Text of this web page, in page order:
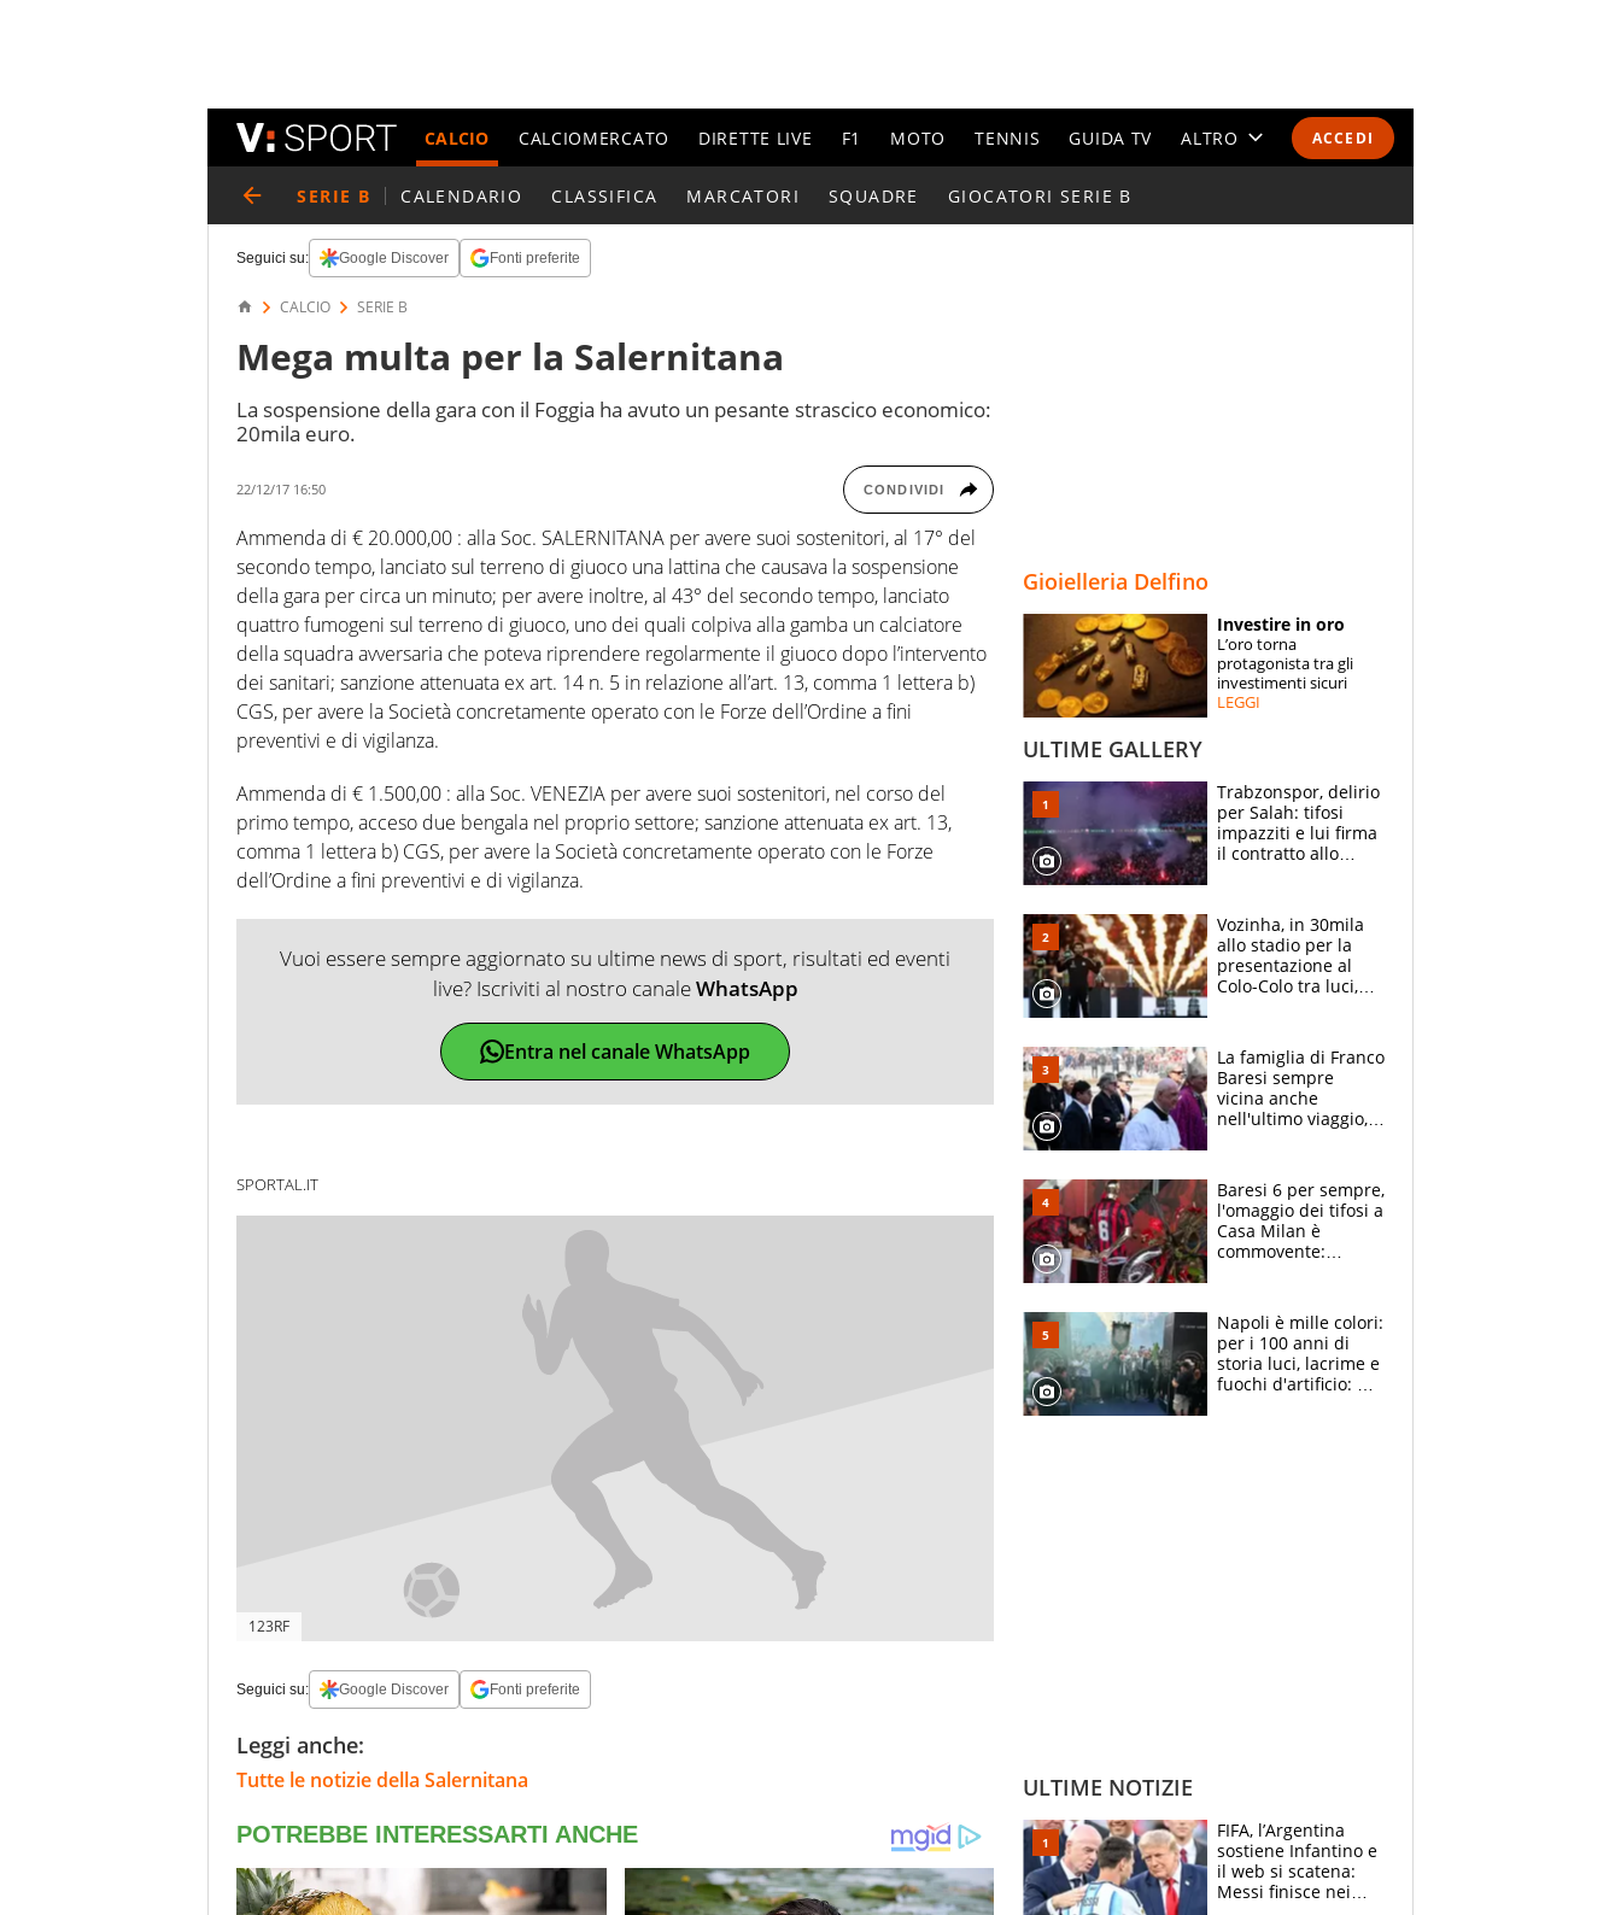
ACCEDI
CALCIO CALCIOMERCATO DIRETTE LIVE F1 MOTO TENNIS GUIDA TV ALTRO
ESPERTI
CONTATTI
SERIE B CALENDARIO CLASSIFICA MARCATORI SQUADRE GIOCATORI SERIE B
Seguici su: Google Discover Fonti preferite
CALCIO SERIE B
Mega multa per la Salernitana
La sospensione della gara con il Foggia ha avuto un pesante strascico economico:
20mila euro.
22/12/17 16:50 CONDIVIDI
Ammenda di € 20.000,00 : alla Soc. SALERNITANA per avere suoi sostenitori, al 17° del
secondo tempo, lanciato sul terreno di giuoco una lattina che causava la sospensione
della gara per circa un minuto; per avere inoltre, al 43° del secondo tempo, lanciato
quattro fumogeni sul terreno di giuoco, uno dei quali colpiva alla gamba un calciatore
della squadra avversaria che poteva riprendere regolarmente il giuoco dopo l’intervento
dei sanitari; sanzione attenuata ex art. 14 n. 5 in relazione all’art. 13, comma 1 lettera b)
CGS, per avere la Società concretamente operato con le Forze dell’Ordine a fini
preventivi e di vigilanza.
Ammenda di € 1.500,00 : alla Soc. VENEZIA per avere suoi sostenitori, nel corso del
primo tempo, acceso due bengala nel proprio settore; sanzione attenuata ex art. 13,
comma 1 lettera b) CGS, per avere la Società concretamente operato con le Forze
dell’Ordine a fini preventivi e di vigilanza.
Vuoi essere sempre aggiornato su ultime news di sport, risultati ed eventi
live? Iscriviti al nostro canaleWhatsApp
Entra nel canale WhatsApp
SPORTAL.IT
123RF
Seguici su: Google Discover Fonti preferite
Leggi anche:
Tutte le notizie della Salernitana
Gioielleria Delfino
Investire in oro
L’oro torna
protagonista tra gli
investimenti sicuri
LEGGI
ULTIME GALLERY
Trabzonspor, delirio
per Salah: tifosi
impazziti e lui firma
il contratto allo
Vozinha, in 30mila
allo stadio per la
presentazione al
Colo-Colo tra luci,
La famiglia di Franco
Baresi sempre
vicina anche
nell'ultimo viaggio,
circondati
dall'affetto dei tifosi
Baresi 6 per sempre,
l'omaggio dei tifosi a
Casa Milan è
commovente:
bigliettini
Napoli è mille colori:
per i 100 anni di
storia luci, lacrime e
fuochi d'artificio: De
ULTIME NOTIZIE
FIFA, l’Argentina
sostiene Infantino e
il web si scatena:
Messi finisce nei